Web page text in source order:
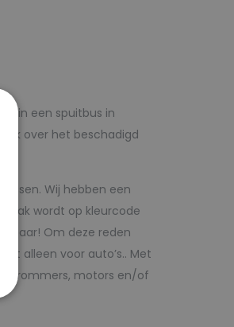
in een spuitbus in
lak over het beschadigd
Wij hebben een
wordt op kleurcode
Om deze reden
alleen voor auto’s.. Met
brommers, motors en/of